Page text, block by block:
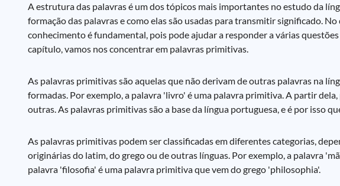
A estrutura das palavras é um dos tópicos mais importantes no estudo da
formação das palavras e como elas são usadas para transmitir significado.
conhecimento é fundamental, pois pode ajudar a responder a várias
capítulo, vamos nos concentrar em palavras primitivas.
As palavras primitivas são aquelas que não derivam de outras palavras na
formadas. Por exemplo, a palavra 'livro' é uma palavra primitiva. A partir
outras. As palavras primitivas são a base da língua portuguesa, e é por isso
As palavras primitivas podem ser classificadas em diferentes categorias,
originárias do latim, do grego ou de outras línguas. Por exemplo, a palavra
palavra 'filosofia' é uma palavra primitiva que vem do grego 'philosophia'.